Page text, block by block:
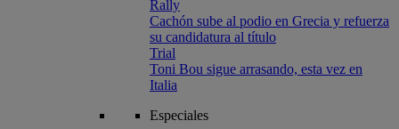
Rally
Cachón sube al podio en Grecia y refuerza
su candidatura al título
Trial
Toni Bou sigue arrasando, esta vez en
Italia
Especiales